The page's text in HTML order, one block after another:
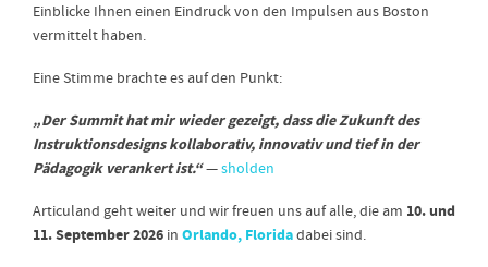
Einblicke Ihnen einen Eindruck von den Impulsen aus Boston
vermittelt haben.
Eine Stimme brachte es auf den Punkt:
„Der Summit hat mir wieder gezeigt, dass die Zukunft des
Instruktionsdesigns kollaborativ, innovativ und tief in der
Pädagogik verankert ist.“—sholden
Articuland geht weiter und wir freuen uns auf alle, die am 10. und
11. September 2026 in Orlando, Floridadabei sind.